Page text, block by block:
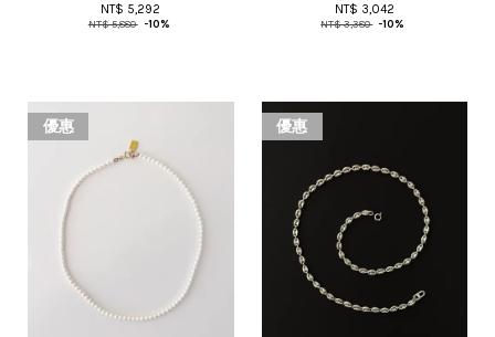
NT$ 5,292
NT$ 5,880 -10%
NT$ 3,042
NT$ 3,380 -10%
優惠 優惠